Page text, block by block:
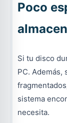
Poco
Si tu disco
PC. Además,
sistema
necesita.